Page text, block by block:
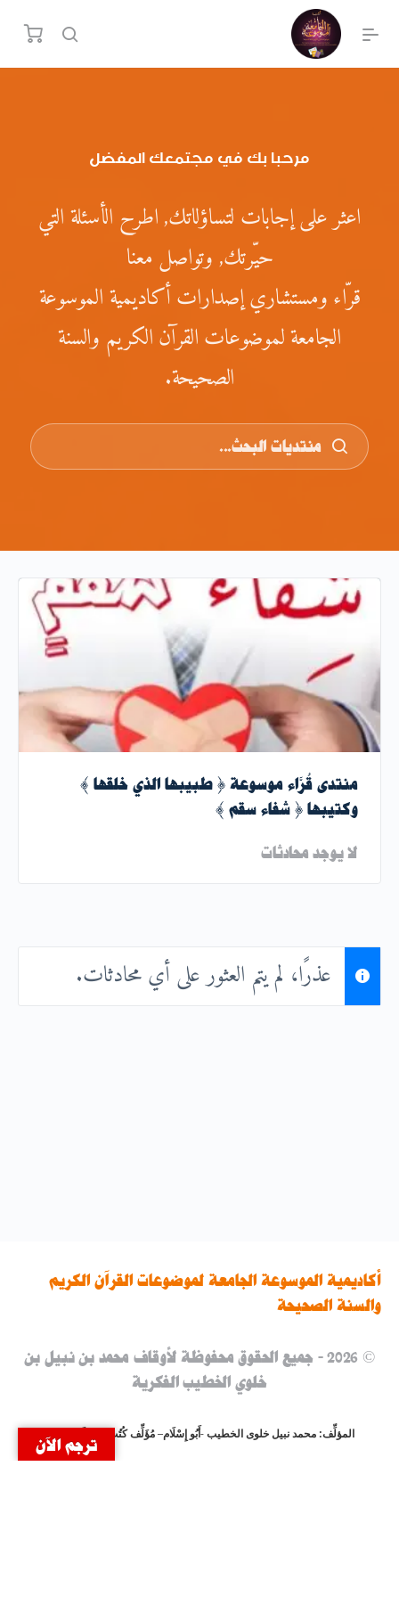
مرحبا بك في مجتمعك المفضل
اعثر على إجابات لتساؤلاتك, اطرح الأسئلة التي
حيّرتك, وتواصل معنا
قرّاء ومستشاري إصدارات أكاديمية الموسوعة
الجامعة لموضوعات القرآن الكريم والسنة
الصحيحة.
منتدى قُرَّاء موسوعة { طبيبها الذي خلقها }
وكتيبها { شفاء سقم }
لا يوجد محادثات
عذرًا، لم يتم العثور على أي محادثات.
أكاديمية الموسوعة الجامعة لموضوعات القرآن الكريم
والسنة الصحيحة
© 2026 - جميع الحقوق محفوظة لأوقاف محمد بن نبيل بن
خلوي الخطيب الفكرية
المؤلِّف: محمد نبيل خلوى الخطيب -أَبُو إِسْلَام–مُؤَلِّف كُتُبِ وَمُصَنَّفَاتِ وَحقَائِبِ
ترجم الآن